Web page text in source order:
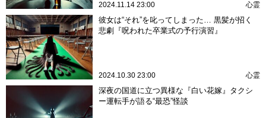
2024.11.14 23:00 心霊
彼女は“それ”を叱ってしまった… 黒髪が招く
悲劇『呪われた卒業式の予行演習』
2024.10.30 23:00 心霊
深夜の国道に立つ異様な『白い花嫁』タクシ
ー運転手が語る“最恐”怪談